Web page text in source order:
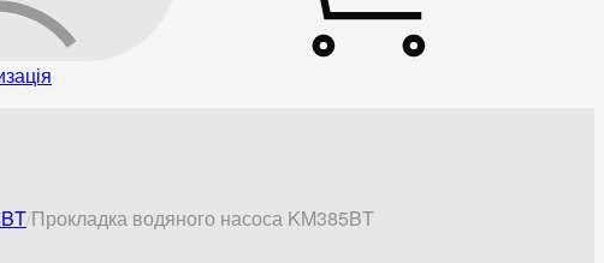
Прокладка водяного насоса KM385BT